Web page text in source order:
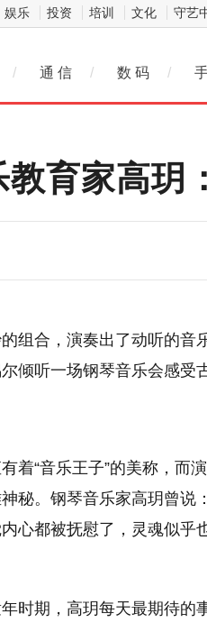
娱乐 投资 培训 文化 守艺
/ 通 信 / 数 码 /
育家高玥
组合，演奏出了动听的音
倾听一场钢琴音乐会感受
着“音乐王子”的美称，而
秘。钢琴音乐家高玥曾说
心都被抚慰了，灵魂似乎
时期，高玥每天最期待的